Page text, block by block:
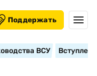
Поддержать
ВСУ